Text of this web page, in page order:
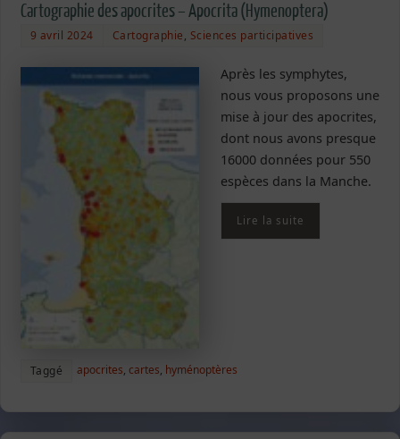
Cartographie des apocrites – Apocrita (Hymenoptera)
9 avril 2024 Cartographie, Sciences participatives
Après les symphytes,
nous vous proposons une
mise à jour des apocrites,
dont nous avons presque
16000 données pour 550
espèces dans la Manche.
Lire la suite
Taggé apocrites,cartes, hyménoptères